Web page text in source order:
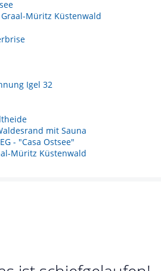
Müritz Küstenwald
Igel 32
mit Sauna
- "Casa Ostsee"
Müritz Küstenwald